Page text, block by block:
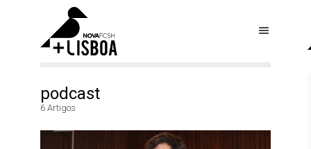
podcast
6 Artigos